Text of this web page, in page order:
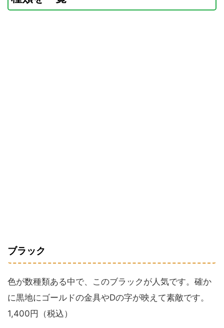
ブラック
色が数種類ある中で、このブラックが人気です。確か
に黒地にゴールドの金具やDの字が映えて素敵です。
1,400円（税込）